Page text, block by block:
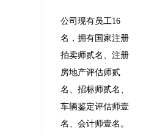
公司现有员工16
名，拥有国家注册
拍卖师贰名、注册
房地产评估师贰
名、招标师贰名、
车辆鉴定评估师壹
名、会计师壹名。